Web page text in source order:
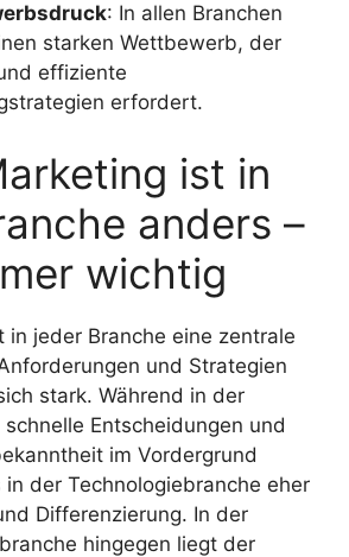
: In allen Branchen
starken Wettbewerb, der
effiziente
erfordert.
ist in
anders –
wichtig
in jeder Branche eine zentrale
und Strategien
stark. Während in der
schnelle Entscheidungen und
im Vordergrund
der Technologiebranche eher
Differenzierung. In der
hingegen liegt der